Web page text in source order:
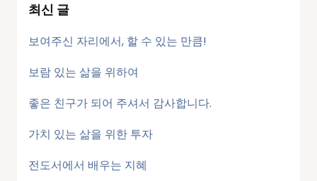
최신 글
보여주신 자리에서, 할 수 있는 만큼!
보람 있는 삶을 위하여
좋은 친구가 되어 주셔서 감사합니다.
가치 있는 삶을 위한 투자
전도서에서 배우는 지혜